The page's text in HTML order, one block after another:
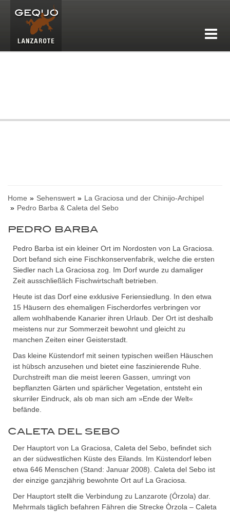
Home Sehenswert
La Graciosa und der Chinijo-Archipel
Pedro Barba & Caleta del Sebo
PEDRO BARBA
Pedro Barba ist ein kleiner Ort im Nordosten von La Graciosa.
Dort befand sich eine Fischkonservenfabrik, welche die ersten
Siedler nach La Graciosa zog. Im Dorf wurde zu damaliger
Zeit ausschließlich Fischwirtschaft betrieben.
Heute ist das Dorf eine exklusive Feriensiedlung. In den etwa
15 Häusern des ehemaligen Fischerdorfes verbringen vor
allem wohlhabende Kanarier ihren Urlaub. Der Ort ist deshalb
meistens nur zur Sommerzeit bewohnt und gleicht zu
manchen Zeiten einer Geisterstadt.
Das kleine Küstendorf mit seinen typischen weißen Häuschen
ist hübsch anzusehen und bietet eine faszinierende Ruhe.
Durchstreift man die meist leeren Gassen, umringt von
bepflanzten Gärten und spärlicher Vegetation, entsteht ein
skurriler Eindruck, als ob man sich am »Ende der Welt«
befände.
CALETA DEL SEBO
Der Hauptort von La Graciosa, Caleta del Sebo, befindet sich
an der südwestlichen Küste des Eilands. Im Küstendorf leben
etwa 646 Menschen (Stand: Januar 2008). Caleta del Sebo ist
der einzige ganzjährig bewohnte Ort auf La Graciosa.
Der Hauptort stellt die Verbindung zu Lanzarote (Órzola) dar.
Mehrmals täglich befahren Fähren die Strecke Òrzola – Caleta